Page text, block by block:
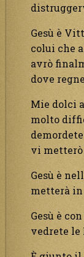
Gesù è
colui che
avrò
dove
Mie dolci
molto
vi
Gesù è
metterà
Gesù è
vedrete